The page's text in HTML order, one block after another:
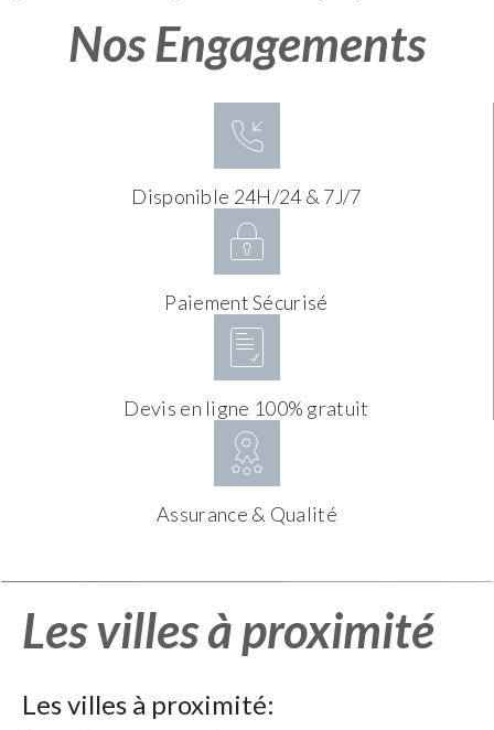
Nos Engagements
Disponible 24H/24 & 7J/7
Paiement Sécurisé
Devis en ligne 100% gratuit
Assurance & Qualité
Les villes à proximité
Les villes à proximité: